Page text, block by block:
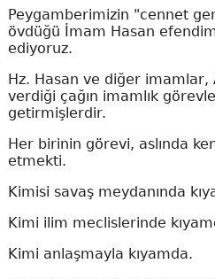
Peygamberimizin "cennet
övdüğü İmam Hasan
ediyoruz.
Hz. Hasan ve diğer imamlar,
verdiği çağın imamlık
getirmişlerdir.
Her birinin görevi, aslında
etmekti.
Kimisi savaş meydanında
Kimi ilim meclislerinde
Kimi anlaşmayla kıyamda.